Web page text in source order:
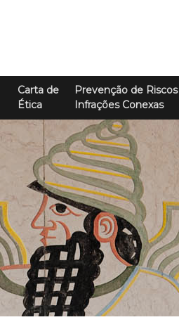
Carta de
Ética
Prevenção de
Infrações Conexas